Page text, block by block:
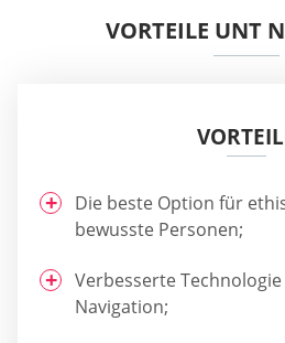
VORTEILE UNT
Die beste Option für
bewusste Personen;
Verbesserte
Navigation;